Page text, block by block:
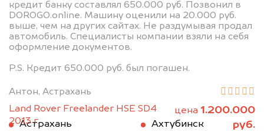
кредит банку составлял 650.000 руб. Позвонил в
DOROGO.online. Машину оценили на 20.000 руб.
выше, чем на других сайтах. Не раздумывая продал
автомобиль. Специалисты компании взяли на себя
оформление документов.
P.S. Кредит 650.000 руб. был погашен.
Антон, Астрахань
Land Rover Freelander HSE SD4
2013 г.
цена 1.200.000
руб.
Астрахань
Ахтубинск